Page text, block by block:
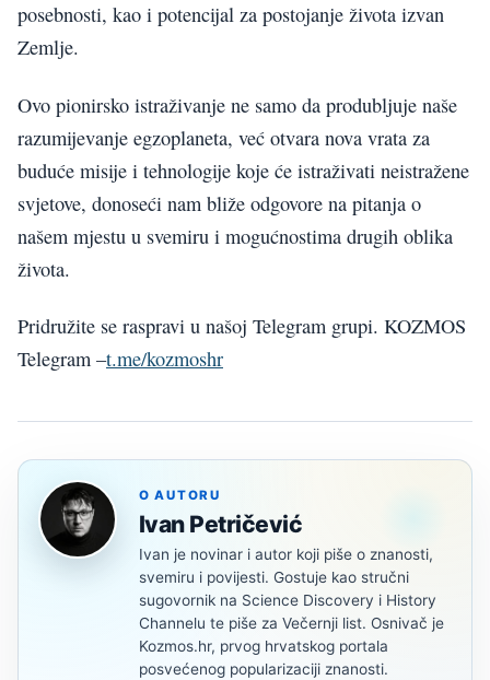
posebnosti, kao i potencijal za postojanje života izvan
Zemlje.
Ovo pionirsko istraživanje ne samo da produbljuje naše
razumijevanje egzoplaneta, već otvara nova vrata za
buduće misije i tehnologije koje će istraživati neistražene
svjetove, donoseći nam bliže odgovore na pitanja o
našem mjestu u svemiru i mogućnostima drugih oblika
života.
Pridružite se raspravi u našoj Telegram grupi. KOZMOS
Telegram –t.me/kozmoshr
O AUTORU
Ivan Petričević
Ivan je novinar i autor koji piše o znanosti,
svemiru i povijesti. Gostuje kao stručni
sugovornik na Science Discovery i History
Channelu te piše za Večernji list. Osnivač je
Kozmos.hr, prvog hrvatskog portala
posvećenog popularizaciji znanosti.